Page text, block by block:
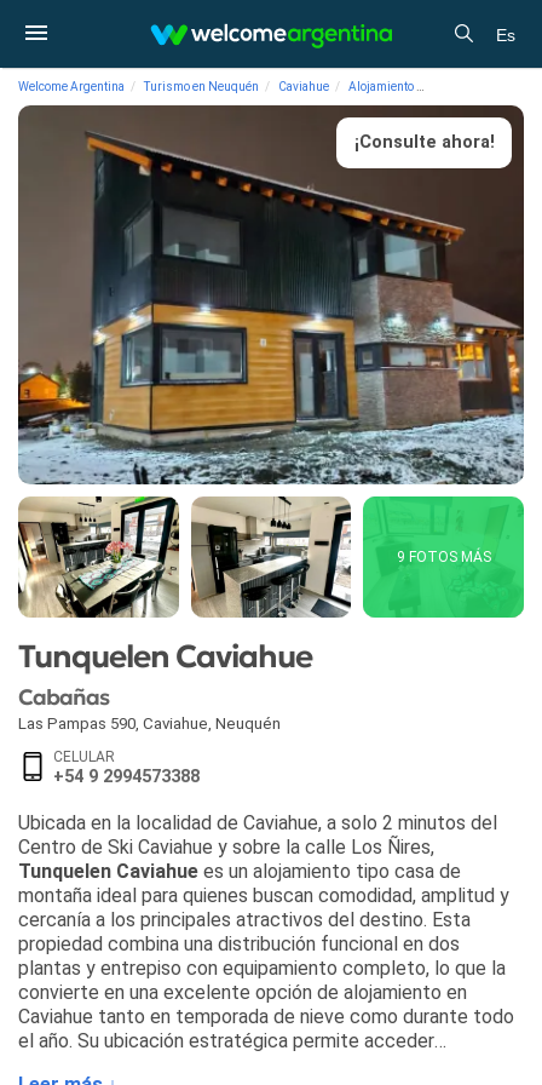
Es
Welcome Argentina Turismo en Neuquén Caviahue Alojamiento
¡Consulte ahora!
9 FOTOS MÁS
Tunquelen Caviahue
Cabañas
Las Pampas 590 Caviahue Neuquén
CELULAR
+54 9 2994573388
Ubicada en la localidad de Caviahue, a solo 2 minutos del
Centro de Ski Caviahue y sobre la calle Los Ñires,
Tunquelen Caviahue es un alojamiento tipo casa de
montaña ideal para quienes buscan comodidad, amplitud y
cercanía a los principales atractivos del destino. Esta
propiedad combina una distribución funcional en dos
plantas y entrepiso con equipamiento completo, lo que la
convierte en una excelente opción de alojamiento en
Caviahue tanto en temporada de nieve como durante todo
el año. Su ubicación estratégica permite acceder